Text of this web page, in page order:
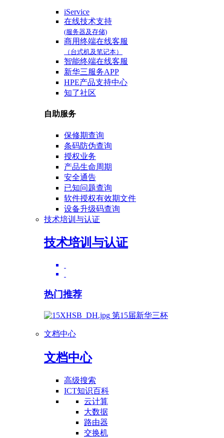
iService
在线技术支持
(服务器及存储)
商用终端在线客服
（台式机及笔记本）
智能终端在线客服
新华三服务APP
HPE产品支持中心
知了社区
自助服务
保修期查询
条码防伪查询
授权业务
产品生命周期
安全通告
已知问题查询
软件授权有效期文件
设备升级码查询
技术培训与认证
技术培训与认证
热门推荐
第15届新华三杯
文档中心
文档中心
高级搜索
ICT知识百科
云计算
大数据
路由器
交换机